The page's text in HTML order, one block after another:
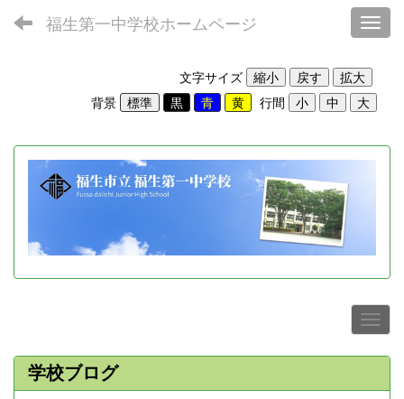
福生第一中学校ホームページ
文字サイズ
背景
行間
学校ブログ